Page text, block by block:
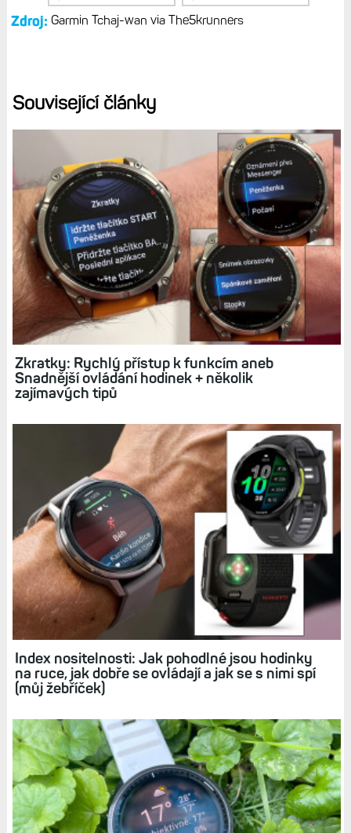
Zdroj: Garmin Tchaj-wan via The5krunners
Související články
Zkratky: Rychlý přístup k funkcím aneb
Snadnější ovládání hodinek + několik
zajímavých tipů